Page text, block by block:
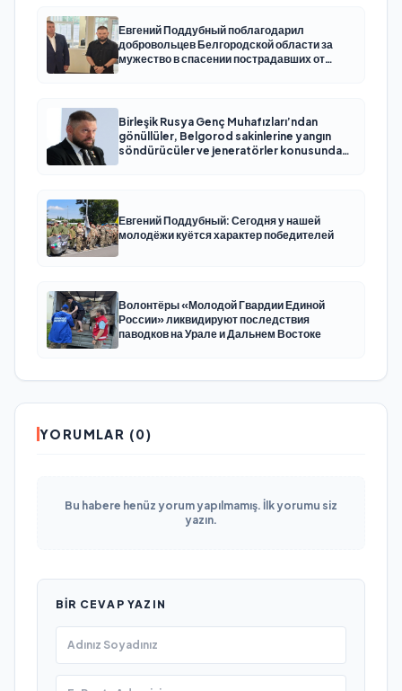
Евгений Поддубный поблагодарил
добровольцев Белгородской области за
мужество в спасении пострадавших от
Birleşik Rusya Genç Muhafızları’ndan
gönüllüler, Belgorod sakinlerine yangın
söndürücüler ve jeneratörler konusunda
Евгений Поддубный: Сегодня у нашей
молодёжи куётся характер победителей
Волонтёры «Молодой Гвардии Единой
России» ликвидируют последствия
паводков на Урале и Дальнем Востоке
YORUMLAR (0)
Bu habere henüz yorum yapılmamış. İlk yorumu siz
yazın.
BIR CEVAP YAZIN